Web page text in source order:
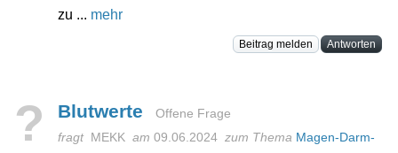
zu ... mehr
Beitrag melden Antworten
? Blutwerte
Offene Frage
fragt MEKK am 09.06.2024 zum Thema Magen-Darm-